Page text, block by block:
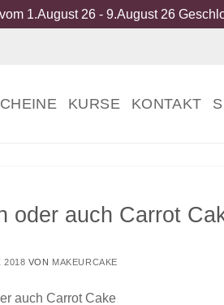
1.August 26 - 9.August 26
KURSE KONTAKT
oder auch Carrot
2018 VON MAKEURCAKE